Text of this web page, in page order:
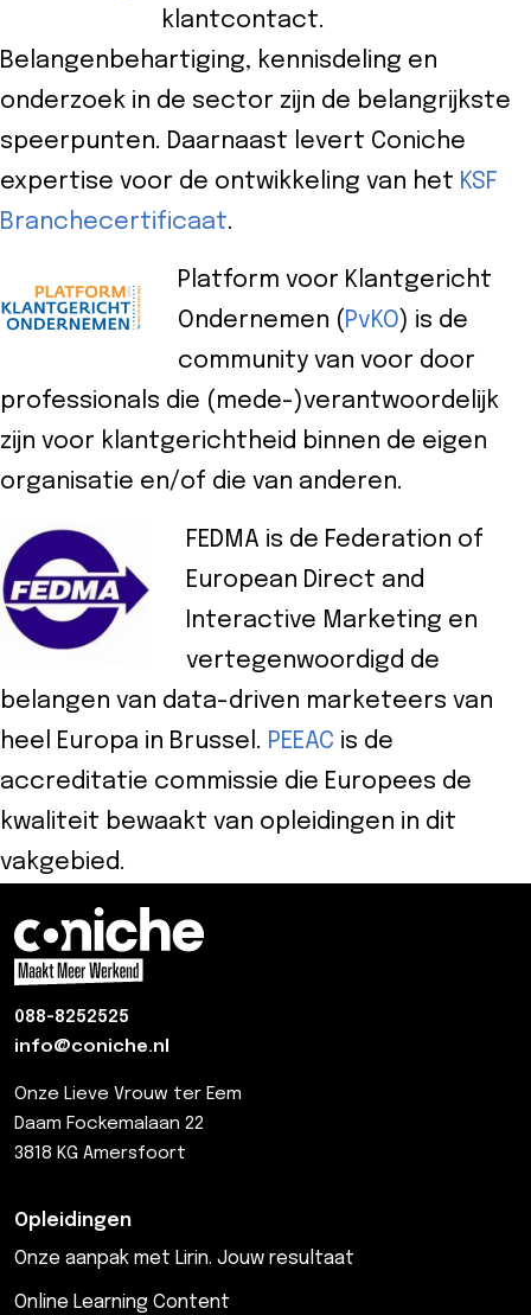
klantcontact.
Belangenbehartiging, kennisdeling en
onderzoek in de sector zijn de belangrijkste
speerpunten. Daarnaast levert Coniche
expertise voor de ontwikkeling van het KSF
Branchecertificaat.
Platform voor Klantgericht
Ondernemen ( PvKO) is de
community van voor door
professionals die (mede-)verantwoordelijk
zijn voor klantgerichtheid binnen de eigen
organisatie en/of die van anderen.
FEDMA is de Federation of
European Direct and
Interactive Marketing en
vertegenwoordigd de
belangen van data-driven marketeers van
heel Europa in Brussel. PEEAC is de
accreditatie commissie die Europees de
kwaliteit bewaakt van opleidingen in dit
vakgebied.
088-8252525
info@coniche.nl
Onze Lieve Vrouw ter Eem
Daam Fockemalaan 22
3818 KG Amersfoort
Opleidingen
Onze aanpak met Lirin. Jouw resultaat
Online Learning Content